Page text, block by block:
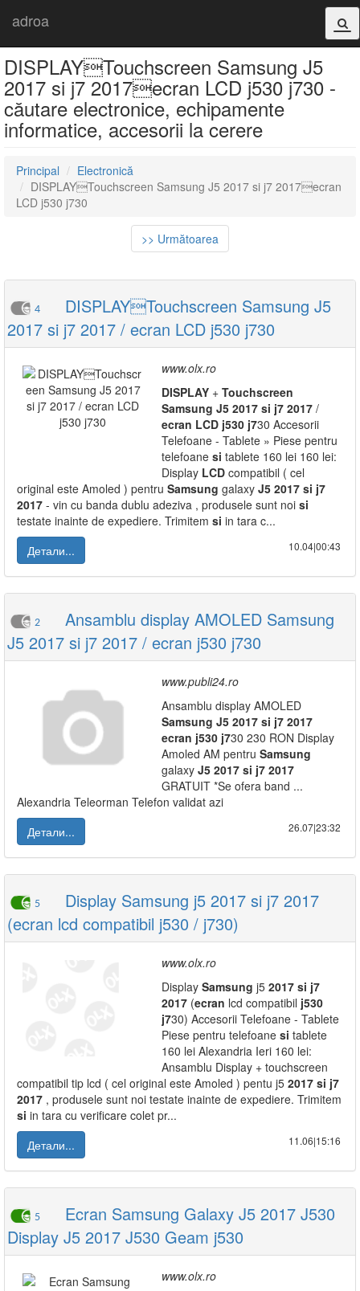
adroa
DISPLAYTouchscreen Samsung J5
2017 si j7 2017ecran LCD j530 j730 -
căutare electronice, echipamente
informatice, accesorii la cerere
Principal
Electronică
DISPLAYTouchscreen Samsung J5 2017 si j7 2017ecran
LCD j530 j730
>> Următoarea
4
DISPLAYTouchscreen Samsung J5
2017 si j7 2017 / ecran LCD j530 j730
www.olx.ro
DISPLAY + Touchscreen
Samsung J5 2017 si j7 2017 /
ecran LCD j530 j730 Accesorii
Telefoane - Tablete » Piese pentru
telefoane si tablete 160 lei 160 lei:
Display LCD compatibil ( cel
original este Amoled ) pentru Samsung galaxy J5 2017 si j7
2017 - vin cu banda dublu adeziva , produsele sunt noi si
testate inainte de expediere. Trimitem si in tara c...
Детали...
10.04|00:43
2
Ansamblu display AMOLED Samsung
J5 2017 si j7 2017 / ecran j530 j730
www.publi24.ro
Ansamblu display AMOLED
Samsung J5 2017 si j7 2017
ecran j530 j730 230 RON Display
Amoled AM pentru Samsung
galaxy J5 2017 si j7 2017
GRATUIT *Se ofera band ...
Alexandria Teleorman Telefon validat azi
Детали...
26.07|23:32
5
Display Samsung j5 2017 si j7 2017
(ecran lcd compatibil j530 / j730)
www.olx.ro
Display Samsung j5 2017 si j7
2017 (ecran lcd compatibil j530
j730) Accesorii Telefoane - Tablete
Piese pentru telefoane si tablete
160 lei Alexandria Ieri 160 lei:
Ansamblu Display + touchscreen
compatibil tip lcd ( cel original este Amoled ) pentu j5 2017 si j7
2017 , produsele sunt noi testate inainte de expediere. Trimitem
si in tara cu verificare colet pr...
Детали...
11.06|15:16
5
Ecran Samsung Galaxy J5 2017 J530
Display J5 2017 J530 Geam j530
www.olx.ro